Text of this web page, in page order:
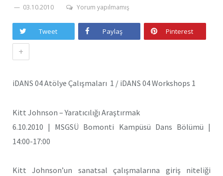
03.10.2010 Yorum yapılmamış
Tweet Paylaş Pinterest
+
iDANS 04 Atölye Çalışmaları 1 / iDANS 04 Workshops 1
Kitt Johnson – Yaratıcılığı Araştırmak
6.10.2010 | MSGSÜ Bomonti Kampüsü Dans Bölümü |
14:00-17:00
Kitt Johnson’un sanatsal çalışmalarına giriş niteliği